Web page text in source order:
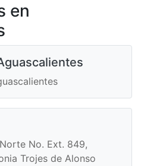
en
No. Ext. 849,
Trojes de Alonso